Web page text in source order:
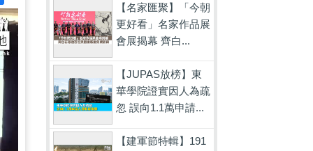
【名家匯聚】「今朝
更好看」名家作品展
會展揭幕 齊白...
【JUPAS放榜】東
華學院證實因人為疏
忽 誤向1.1萬申請...
【建軍節特輯】191